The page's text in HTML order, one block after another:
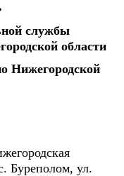
службы
области
Буреполом, ул.